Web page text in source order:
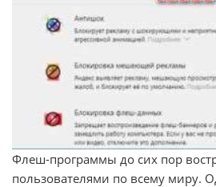
Флеш-программы до сих пор
пользователями по всему миру.